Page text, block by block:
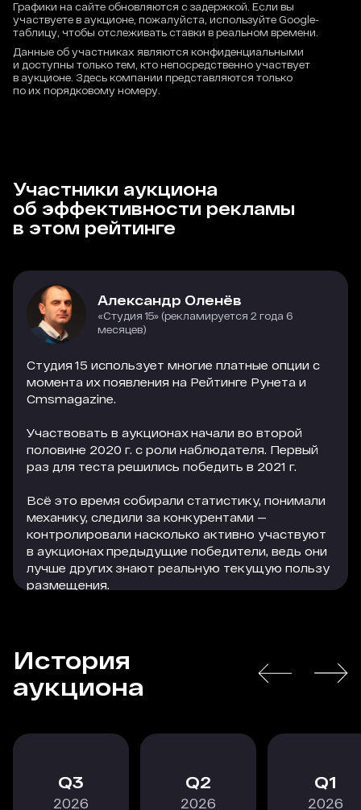
Графики на сайте обновляются с задержкой. Если вы
участвуете в аукционе, пожалуйста, используйте Google-
таблицу, чтобы отслеживать ставки в реальном времени.
Данные об участниках являются конфиденциальными
и доступны только тем, кто непосредственно участвует
в аукционе. Здесь компании представляются только
по их порядковому номеру.
Участники аукциона
об эффективности рекламы
в этом рейтинге
Александр Оленёв
«Студия 15» (рекламируется 2 года 6
месяцев)
Студия 15 использует многие платные опции с
момента их появления на Рейтинге Рунета и
Cmsmagazine.
Участвовать в аукционах начали во второй
половине 2020 г. с роли наблюдателя. Первый
раз для теста решились победить в 2021 г.
Всё это время собирали статистику, понимали
механику, следили за конкурентами —
контролировали насколько активно участвуют
в аукционах предыдущие победители, ведь они
лучше других знают реальную текущую пользу
размещения.
наиболее точно отражающие нашу
специализацию. А там аккумулируется нужная
нам целевая аудитория.
стабильный. Его качество по анализируемым
Стоимость перехода оказалась ниже, чем мы
прогнозировали, наверное, дают о себе знать
РАСКРЫТЬ
История
аукциона
3
2026
2
2026
1
2026